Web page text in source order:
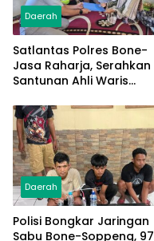
Daerah
Satlantas Polres Bone-
Jasa Raharja, Serahkan
Santunan Ahli Waris
Rp50 Juta
Daerah
Polisi Bongkar Jaringan
Sabu Bone-Soppeng, 97